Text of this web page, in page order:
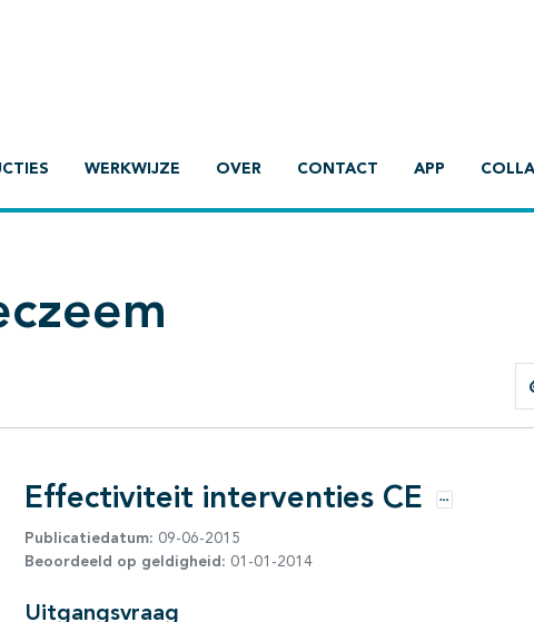
WERKWIJZE OVER CONTACT APP
binnen deze richtlijn
Effectiviteit interventies CE Opties
Publicatiedatum: 09-06-2015
Beoordeeld op geldigheid: 01-01-2014
Uitgangsvraag